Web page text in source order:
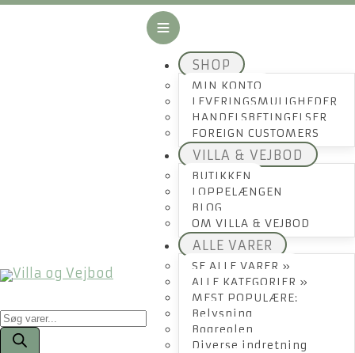
Products
search
SHOP
MIN KONTO
LEVERINGSMULIGHEDER
HANDELSBETINGELSER
FOREIGN CUSTOMERS
VILLA & VEJBOD
BUTIKKEN
LOPPELÆNGEN
BLOG
OM VILLA & VEJBOD
ALLE VARER
SE ALLE VARER »
ALLE KATEGORIER »
MEST POPULÆRE:
Belysning
Bogreolen
Diverse indretning